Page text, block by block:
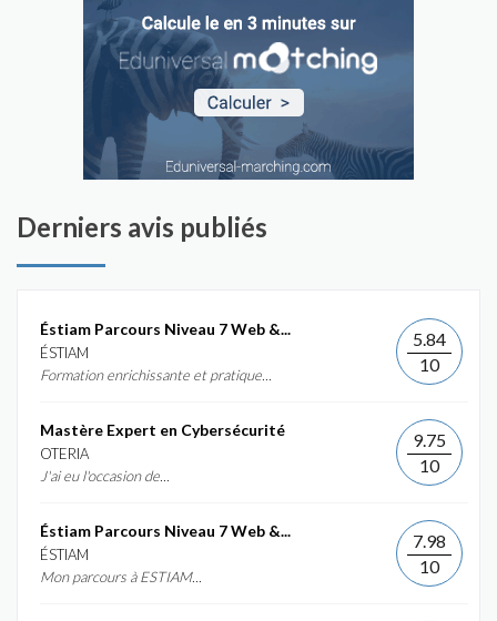
Derniers avis publiés
Éstiam Parcours Niveau 7 Web &...
ÉSTIAM
Formation enrichissante et pratique...
5.84
10
Mastère Expert en Cybersécurité
OTERIA
J'ai eu l'occasion de...
9.75
10
Éstiam Parcours Niveau 7 Web &...
ÉSTIAM
Mon parcours à ESTIAM...
7.98
10